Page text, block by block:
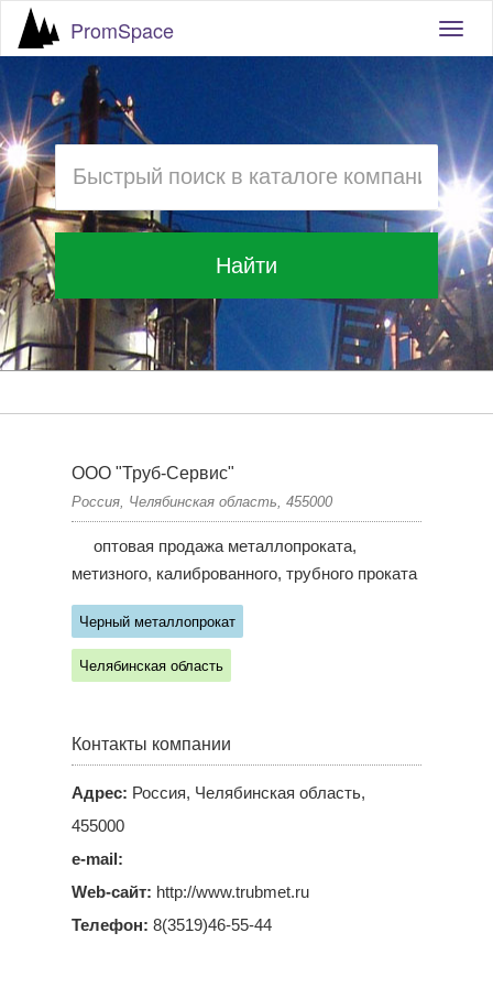
PromSpace
Найти
ООО "Труб-Сервис"
Россия, Челябинская область, 455000
оптовая продажа металлопроката,
метизного, калиброванного, трубного проката
Черный металлопрокат
Челябинская область
Контакты компании
Адрес: Россия, Челябинская область,
455000
e-mail:
Web-сайт: http://www.trubmet.ru
Телефон: 8(3519)46-55-44